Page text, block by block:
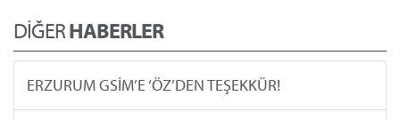
DİĞERHABERLER
ERZURUM GSİM’E ‘ÖZ’DEN TEŞEKKÜR!